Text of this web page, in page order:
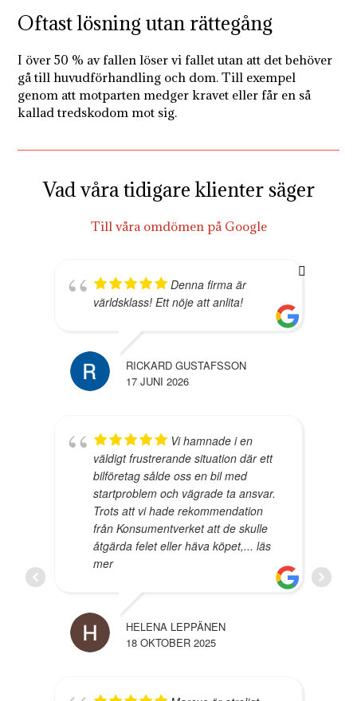
Oftast lösning utan rättegång
I över 50 % av fallen löser vi fallet utan att det behöver
gå till huvudförhandling och dom. Till exempel
genom att motparten medger kravet eller får en så
kallad tredskodom mot sig.
Vad våra tidigare klienter säger
Till våra omdömen på Google
Denna firma är
världsklass! Ett nöje att anlita!
RICKARD GUSTAFSSON
17 JUNI 2026
Vi hamnade i en
väldigt frustrerande situation där ett
bilföretag sålde oss en bil med
startproblem och vägrade ta ansvar.
Trots att vi hade rekommendation
från Konsumentverket att de skulle
åtgärda felet eller häva köpet,... läs
mer
HELENA LEPPÄNEN
18 OKTOBER 2025